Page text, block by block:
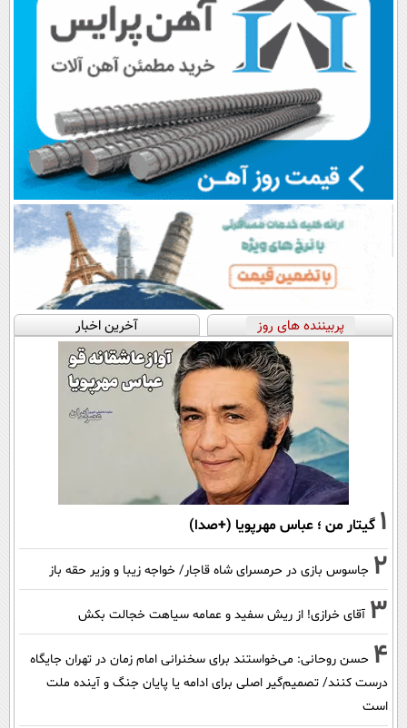
پربیننده های روز آخرین اخبار
1 گیتار من ؛ عباس مهرپویا (+صدا)
2 جاسوس بازی در حرمسرای شاه قاجار/ خواجه زیبا و وزیر حقه باز
3 آقای خرازی! از ریش سفید و عمامه سیاهت خجالت بکش
4 حسن روحانی: می‌خواستند برای سخنرانی امام زمان در تهران جایگاه
درست کنند/ تصمیم‌گیر اصلی برای ادامه یا پایان جنگ و آینده ملت
است